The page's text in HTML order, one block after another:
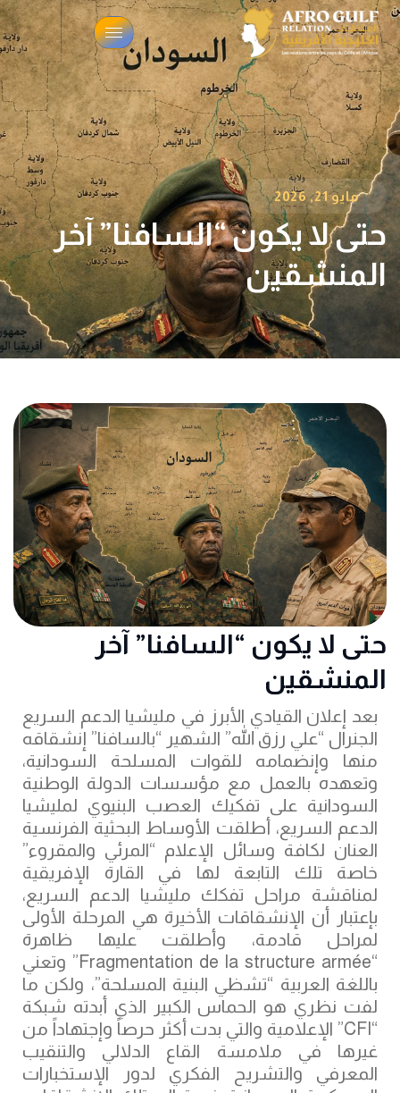
مايو 21, 2026
حتى لا يكون “السافنا” آخر
المنشقين
حتى لا يكون “السافنا” آخر
المنشقين
بعد إعلان القيادي الأبرز في مليشيا الدعم السريع
الجنرال “علي رزق الله” الشهير “بالسافنا” إنشقاقه
منها وإنضمامه للقوات المسلحة السودانية،
وتعهده بالعمل مع مؤسسات الدولة الوطنية
السودانية على تفكيك العصب البنيوي لمليشيا
الدعم السريع، أطلقت الأوساط البحثية الفرنسية
العنان لكافة وسائل الإعلام “المرئي والمقروء”
خاصة تلك التابعة لها في القارة الإفريقية
لمناقشة مراحل تفكك مليشيا الدعم السريع،
بإعتبار أن الإنشقاقات الأخيرة هي المرحلة الأولى
لمراحل قادمة، وأطلقت عليها ظاهرة
“Fragmentation de la structure armée” وتعني
باللغة العربية “تشظي البنية المسلحة”، ولكن ما
لفت نظري هو الحماس الكبير الذي أبدته شبكة
“CFI” الإعلامية والتي بدت أكثر حرصاً وإجتهاداً من
غيرها في ملامسة القاع الدلالي والتنقيب
المعرفي والتشريح الفكري لدور الإستخبارات